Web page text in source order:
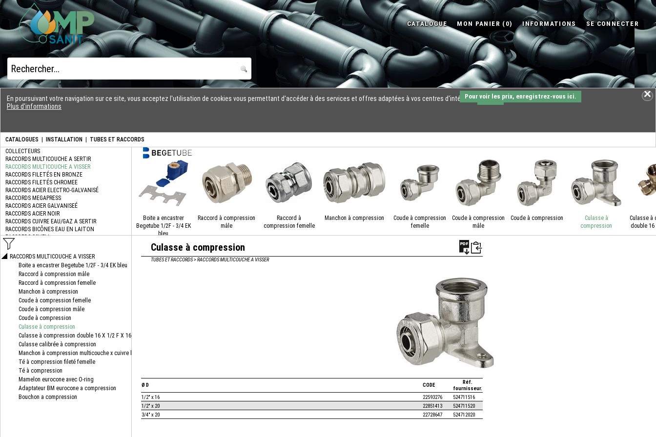
CATALOGUES INSTALLATION TUBES ET RACCORDS
En poursuivant votre navigation sur ce site, vous acceptez l'utilisation de cookies vous permettant d'accéder à des services et offres adaptées à vos centres d'intérêts.
Plus d'informations
OK
Boite a encastrer
Begetube 1/2F - 3/4 EK
bleu
Raccord à compression
mâle
Raccord à
compression femelle
Manchon à compression
Coude à compression
femelle
Coude à compression
mâle
Coude à compression
Culasse à
compression
Culasse à
double 16
Pour voir les prix, enregistrez-vous ici.